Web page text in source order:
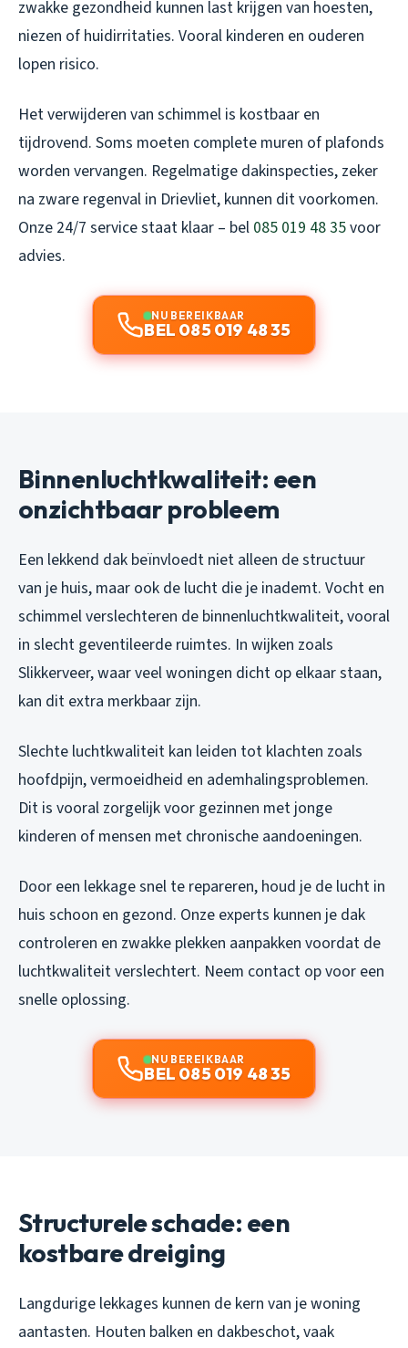
zwakke gezondheid kunnen last krijgen van hoesten,
niezen of huidirritaties. Vooral kinderen en ouderen
lopen risico.
Het verwijderen van schimmel is kostbaar en
tijdrovend. Soms moeten complete muren of plafonds
worden vervangen. Regelmatige dakinspecties, zeker
na zware regenval in Drievliet, kunnen dit voorkomen.
Onze 24/7 service staat klaar – bel 085 019 48 35voor
advies.
NU BEREIKBAAR
BEL 085 019 48 35
Binnenluchtkwaliteit: een
onzichtbaar probleem
Een lekkend dak beïnvloedt niet alleen de structuur
van je huis, maar ook de lucht die je inademt. Vocht en
schimmel verslechteren de binnenluchtkwaliteit, vooral
in slecht geventileerde ruimtes. In wijken zoals
Slikkerveer, waar veel woningen dicht op elkaar staan,
kan dit extra merkbaar zijn.
Slechte luchtkwaliteit kan leiden tot klachten zoals
hoofdpijn, vermoeidheid en ademhalingsproblemen.
Dit is vooral zorgelijk voor gezinnen met jonge
kinderen of mensen met chronische aandoeningen.
Door een lekkage snel te repareren, houd je de lucht in
huis schoon en gezond. Onze experts kunnen je dak
controleren en zwakke plekken aanpakken voordat de
luchtkwaliteit verslechtert. Neem contact op voor een
snelle oplossing.
NU BEREIKBAAR
BEL 085 019 48 35
Structurele schade: een
kostbare dreiging
Langdurige lekkages kunnen de kern van je woning
aantasten. Houten balken en dakbeschot, vaak